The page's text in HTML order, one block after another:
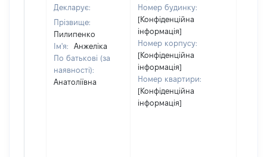
Декларує:
Прізвище:
Пилипенко
Ім'я:
Анжеліка
По батькові (за
наявності):
Анатоліївна
Номер будинку:
[Конфіденційна
інформація]
Номер корпусу:
[Конфіденційна
інформація]
Номер квартири:
[Конфіденційна
інформація]